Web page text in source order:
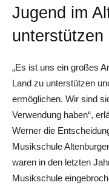
Jugend im
unterstützen
„Es ist uns ein großes
Land zu unterstützen
ermöglichen. Wir sind
Verwendung haben“,
Werner die
Musikschule
waren in den letzten
Musikschule